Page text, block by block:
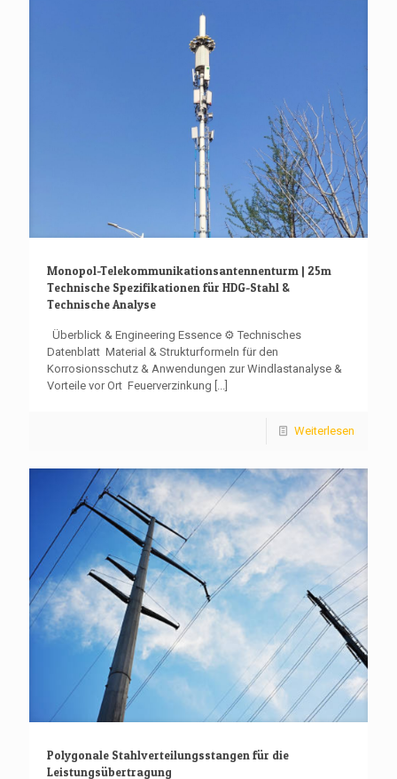
Monopol-Telekommunikationsantennenturm | 25m
Technische Spezifikationen für HDG-Stahl &
Technische Analyse
Überblick & Engineering Essence ⚙️ Technisches
Datenblatt ️ Material & Strukturformeln für den
Korrosionsschutz & Anwendungen zur Windlastanalyse &
Vorteile vor Ort ️ Feuerverzinkung [...]
Weiterlesen
Polygonale Stahlverteilungsstangen für die
Leistungsübertragung